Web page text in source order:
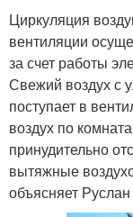
Циркуляция
вентиляции
за счет работы
Свежий воздух с
поступает в
воздух по
принудительно
вытяжные
объясняет